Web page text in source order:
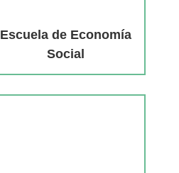
Escuela de Economía
Social